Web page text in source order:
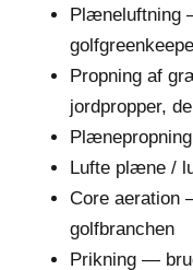
Plæneluftning
Propning af
jordpropper,
Plænepropning
Lufte plæne /
Core aeration
golfbranchen
Prikning —